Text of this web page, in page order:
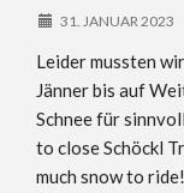
31. JANUAR 2023
Leider mussten
Jänner bis auf
Schnee für
to close Schöckl
much snow to